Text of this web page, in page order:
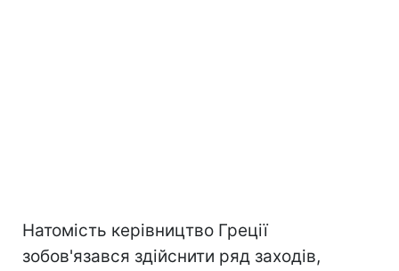
Натомість керівництво Греції
зобов'язався здійснити ряд заходів,